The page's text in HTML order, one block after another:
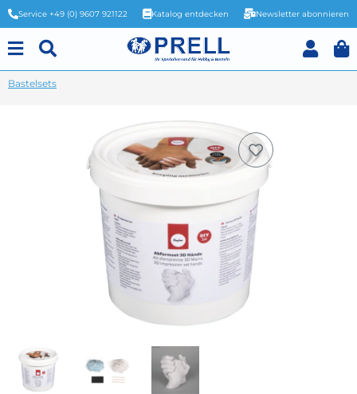
Service +49 (0) 9607 921122 Katalog entdecken Newsletter abonnieren
Bastelsets